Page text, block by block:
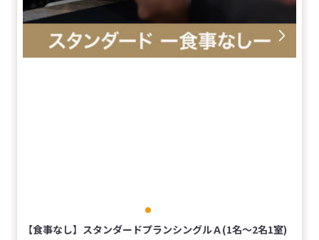
【食事なし】スタンダードプランシングルＡ(1名～2名1室)